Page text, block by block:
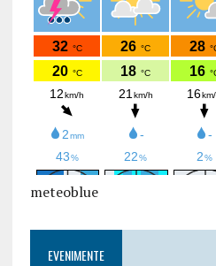
meteoblue
EVENIMENTE